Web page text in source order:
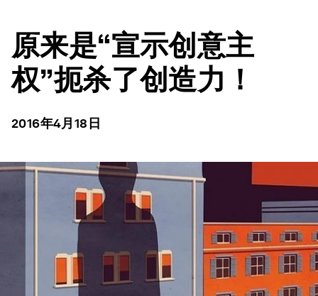
原来是“宣示创意主
权”扼杀了创造力！
2016年4月18日